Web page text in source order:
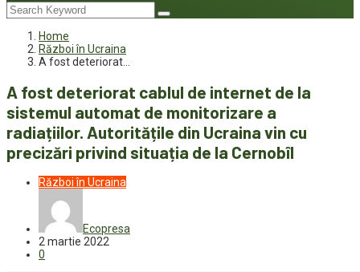
Home
Război în Ucraina
A fost deteriorat…
A fost deteriorat cablul de internet de la
sistemul automat de monitorizare a
radiațiilor. Autoritățile din Ucraina vin cu
precizări privind situația de la Cernobîl
Război în Ucraina
Ecopresa
2 martie 2022
0